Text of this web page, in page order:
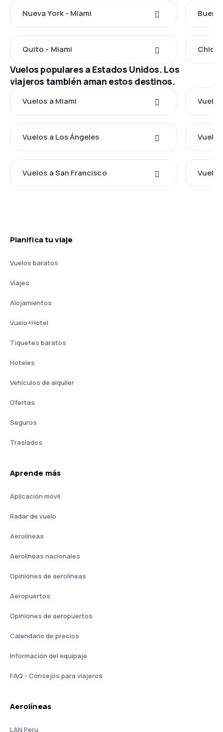
Nueva York - Miami
Quito - Miami
Vuelos populares a Estados Unidos. Los
viajeros también aman estos destinos.
Vuelos a Miami
Vuelos a Los Ángeles
Vuelos a San Francisco
Planifica tu viaje
Vuelos baratos
Viajes
Alojamientos
Vuelo+Hotel
Tiquetes baratos
Hoteles
Vehículos de alquiler
Ofertas
Seguros
Traslados
Aprende más
Aplicación móvil
Radar de vuelo
Aerolíneas
Aerolíneas nacionales
Opiniones de aerolíneas
Aeropuertos
Opiniones de aeropuertos
Calendario de precios
Información del equipaje
FAQ - Consejos para viajeros
Aerolíneas
LAN Peru